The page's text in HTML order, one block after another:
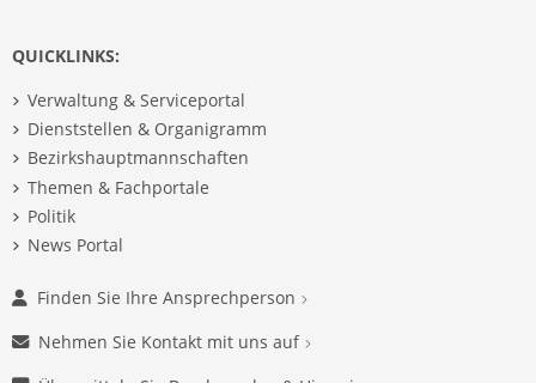
QUICKLINKS:
Verwaltung & Serviceportal
Dienststellen & Organigramm
Bezirkshauptmannschaften
Themen & Fachportale
Politik
News Portal
Finden Sie Ihre Ansprechperson
Nehmen Sie Kontakt mit uns auf